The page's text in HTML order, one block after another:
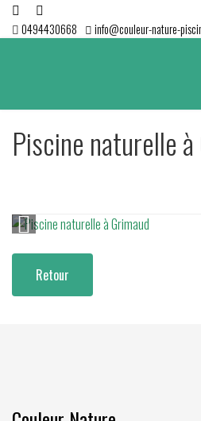
0494430668 info@couleur-nature-
Piscine naturelle
Retour